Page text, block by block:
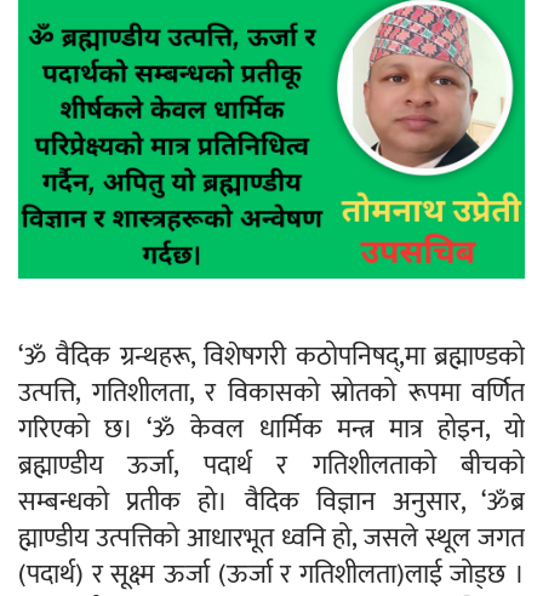
‘ॐ वैदिक ग्रन्थहरू, विशेषगरी कठोपनिषद्,मा ब्रह्माण्डको
उत्पत्ति, गतिशीलता, र विकासको स्रोतको रूपमा वर्णित
गरिएको छ। ‘ॐ केवल धार्मिक मन्त्र मात्र होइन, यो
ब्रह्माण्डीय ऊर्जा, पदार्थ र गतिशीलताको बीचको
सम्बन्धको प्रतीक हो। वैदिक विज्ञान अनुसार, ‘ॐब्र
ह्माण्डीय उत्पत्तिको आधारभूत ध्वनि हो, जसले स्थूल जगत
(पदार्थ) र सूक्ष्म ऊर्जा (ऊर्जा र गतिशीलता)लाई जोड्छ ।